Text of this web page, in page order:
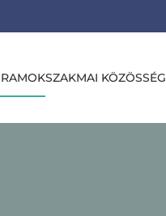
SZAKMAI KÖZÖSSÉG